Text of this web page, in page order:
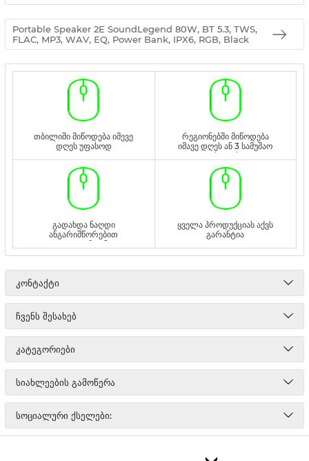
Portable Speaker 2E SoundLegend 80W, BT 5.3, TWS,
FLAC, MP3, WAV, EQ, Power Bank, IPX6, RGB, Black
თბილიში მიწოდება იმევე
დღეს უფასოდ
რეგიონებში მიწოდება
იმავე დღეს ან 3 სამუშაო
დღეს უფასოდ
გადახდა ნაღდი
ანგარიშწორებით
ადგილზე ან
გადმორიცხვით
ყველა პროდუქციას აქვს
გარანტია
ᲙᲝᲜᲢᲐᲥᲢᲘ
ᲩᲕᲔᲜᲡ ᲨᲔᲡᲐᲮᲔᲑ
ᲙᲐᲢᲔᲒᲝᲠᲘᲔᲑᲘ
ᲡᲘᲐᲮᲚᲔᲔᲑᲘᲡ ᲒᲐᲛᲝᲬᲔᲠᲐ
ᲡᲝᲪᲘᲐᲚᲣᲠᲘ ᲥᲡᲔᲚᲔᲑᲘ: